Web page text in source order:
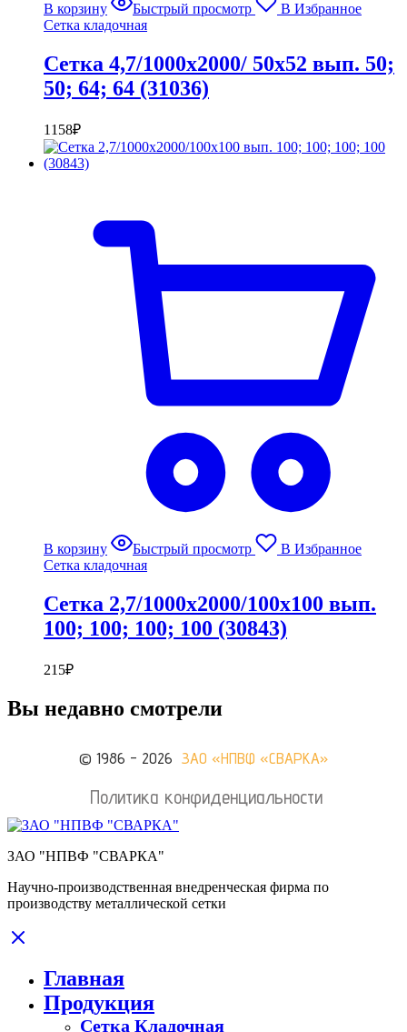
В корзину Быстрый просмотр
В Избранное
Сетка кладочная
Сетка 4,7/1000х2000/ 50х52 вып. 50;
50; 64; 64 (31036)
1158₽
В корзину Быстрый просмотр
В Избранное
Сетка кладочная
Сетка 2,7/1000х2000/100х100 вып.
100; 100; 100; 100 (30843)
215₽
Вы недавно смотрели
© 1986 - 2026 ЗАО «НПВФ «СВАРКА»
Политика конфиденциальности
ЗАО "НПВФ "СВАРКА"
Научно-производственная внедренческая фирма по
производству металлической сетки
Главная
Продукция
Сетка Кладочная